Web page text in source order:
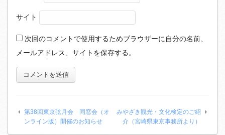
サイト
次回のコメントで使用するためブラウザーに自分の名前、
メールアドレス、サイトを保存する。
第38回東京弦月会 同窓会（オ
ンライン版）開催のお知らせ
みやざき観光・文化検定のご紹
介（宮崎県東京事務所より）